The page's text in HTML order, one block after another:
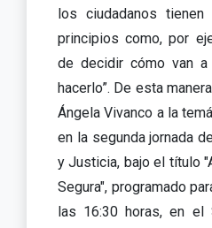
los ciudadanos
principios como, por
de decidir cómo van
hacerlo”. De esta
Ángela Vivanco a la
en la segunda jornada
y Justicia, bajo el título
Segura", programado
las 16:30 horas, en el